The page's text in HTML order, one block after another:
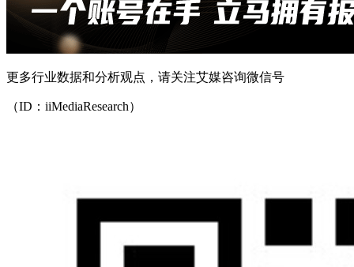
更多行业数据和分析观点，请关注艾媒咨询微信号
（ID：iiMediaResearch）